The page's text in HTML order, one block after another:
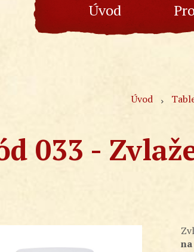
Úvod
Úvod
033 -